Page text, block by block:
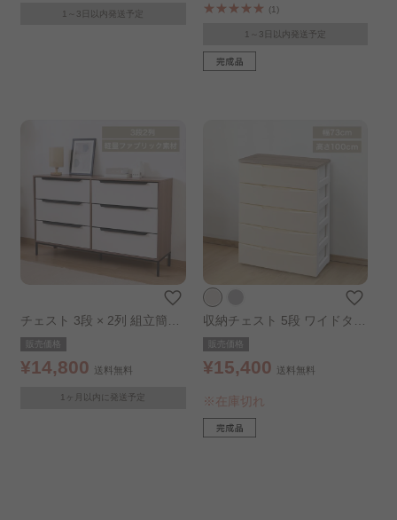
1～3日以内発送予定 (1)
1～3日以内発送予定
チェスト 3段 × 2列 組立簡単
ファブリックチェスト クレオ
販売価格
¥14,800 送料無料
1ヶ月以内に発送予定
収納チェスト 5段 ワイドタイ
プ アイボリー
販売価格
¥15,400 送料無料
※在庫切れ